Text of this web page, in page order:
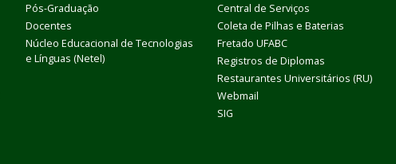
Pós-Graduação
Docentes
Núcleo Educacional de Tecnologias
e Línguas (Netel)
Central de Serviços
Coleta de Pilhas e Baterias
Fretado UFABC
Registros de Diplomas
Restaurantes Universitários (RU)
Webmail
SIG